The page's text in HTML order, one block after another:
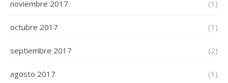
noviembre 2017 (1)
octubre 2017 (1)
septiembre 2017 (2)
agosto 2017 (1)